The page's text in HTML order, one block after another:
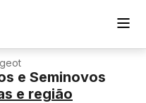
e Seminovos
e região